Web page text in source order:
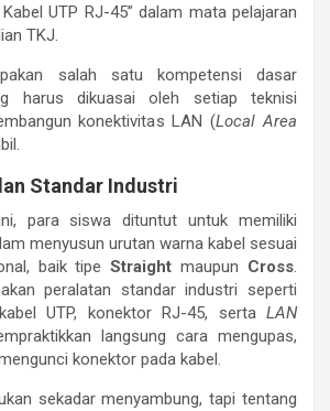
UTP RJ-45” dalam mata pelajaran
TKJ.
salah satu kompetensi dasar
harus dikuasai oleh setiap teknisi
konektivitas LAN (Local Area
Standar Industri
para siswa dituntut untuk memiliki
menyusun urutan warna kabel sesuai
baik tipeStraight maupun Cross.
peralatan standar industri seperti
UTP, konektor RJ-45, sertaLAN
langsung cara mengupas,
konektor pada kabel.
sekadar menyambung, tapi tentang